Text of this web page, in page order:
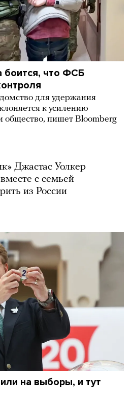
боится, что ФСБ
для удержания
к усилению
общество, пишет Bloomberg
Джастас Уолкер
с семьей
из России
на выборы, и тут